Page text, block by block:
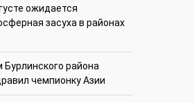
ожидается
засуха в районах
Бурлинского района
чемпионку Азии